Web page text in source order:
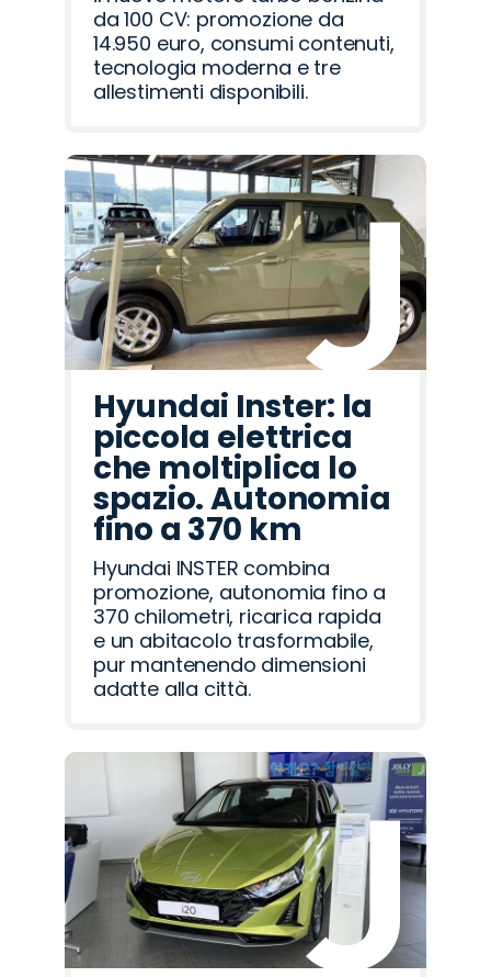
da 100 CV: promozione da
14.950 euro, consumi contenuti,
tecnologia moderna e tre
allestimenti disponibili.
Hyundai Inster: la
piccola elettrica
che moltiplica lo
spazio. Autonomia
fino a 370 km
Hyundai INSTER combina
promozione, autonomia fino a
370 chilometri, ricarica rapida
e un abitacolo trasformabile,
pur mantenendo dimensioni
adatte alla città.